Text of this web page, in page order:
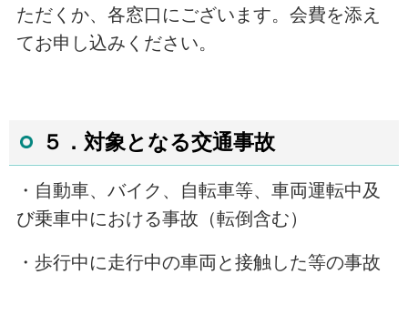
ただくか、各窓口にございます。会費を添え
てお申し込みください。
５．対象となる交通事故
・自動車、バイク、自転車等、車両運転中及
び乗車中における事故（転倒含む）
・歩行中に走行中の車両と接触した等の事故